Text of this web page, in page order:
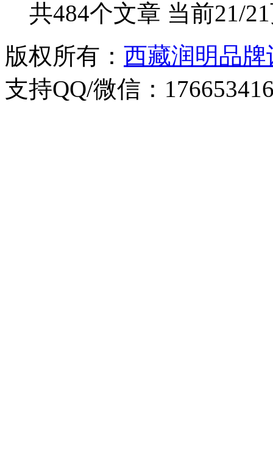
共484个文章 当前21/
版权所有： 西藏润明品
支持QQ/微信：